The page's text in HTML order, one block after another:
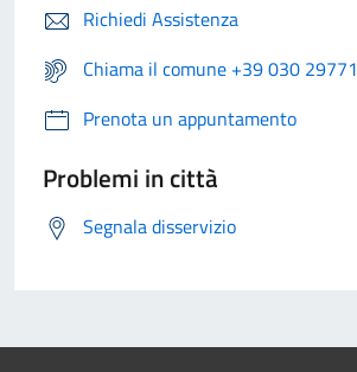
Richiedi Assistenza
Chiama il comune +39 030 29771
Prenota un appuntamento
Problemi in città
Segnala disservizio